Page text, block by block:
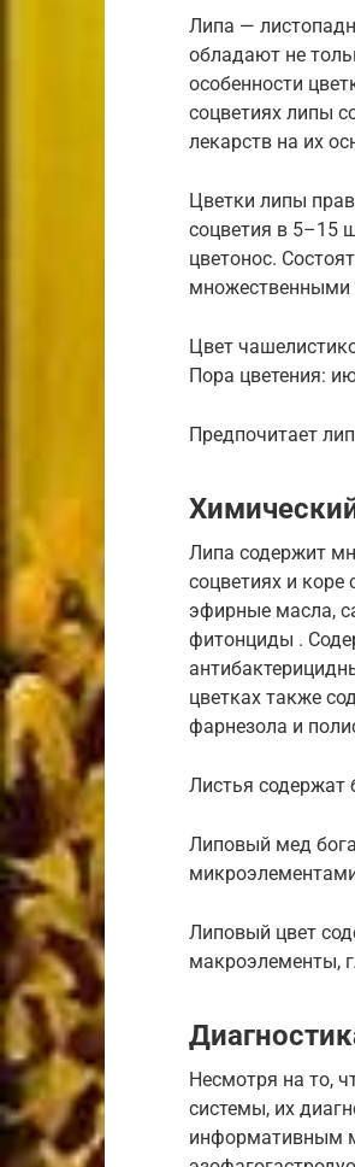
Липа —
обладают не
особенности
соцветиях липы
лекарств на их
Цветки липы
соцветия в 5–15
цветонос.
множественными
Цвет
Пора цветения:
Предпочитает
Липа содержит
соцветиях и
эфирные масла,
фитонциды .
цветках также
фарнезола и
Листья содержат
Липовый мед
Липовый цвет
макроэлементы,
Несмотря на то,
системы, их
информативным